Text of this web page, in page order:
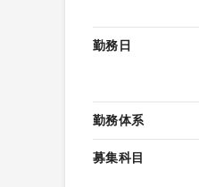
勤務日
勤務体系
募集科目